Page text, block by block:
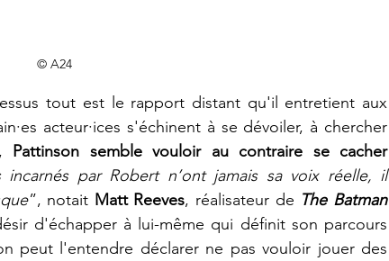
© A24
tout est le rapport distant qu'il entretient aux
acteur·ices s'échinent à se dévoiler, à chercher
Pattinson semble vouloir au contraire se cacher
incarnés par Robert n’ont jamais sa voix réelle, il
”, notait Matt Reeves, réalisateur de
The Batman
d'échapper à lui-même qui définit son parcours
peut l'entendre déclarer ne pas vouloir jouer des